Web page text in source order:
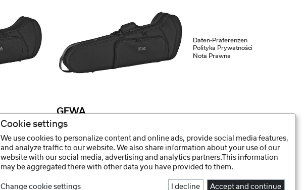
Futerał profilowany na puzon Compact
GEWA
Daten-Präferenzen
Polityka Prywatności
Nota Prawna
Cookie settings
We use cookies to personalize content and online ads, provide social media features,
and analyze traffic to our website. We also share information about your use of our
website with our social media, advertising and analytics partners.This information
may be aggregated there with other data you have provided to them.
Change cookie settings I decline Accept and continue